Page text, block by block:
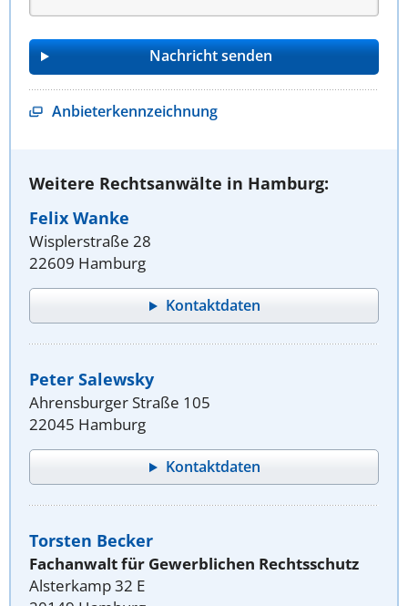
Anbieterkennzeichnung
Weitere Rechtsanwälte in Hamburg:
Felix Wanke
Wisplerstraße 28
22609 Hamburg
Kontaktdaten
Peter Salewsky
Ahrensburger Straße 105
22045 Hamburg
Kontaktdaten
Torsten Becker
Fachanwalt für Gewerblichen Rechtsschutz
Alsterkamp 32 E